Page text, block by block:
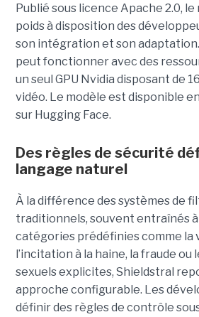
Publié sous licence Apache 2.0,
poids à disposition des
son intégration et son
peut fonctionner avec des
un seul GPU Nvidia disposant de
vidéo. Le modèle est disponible
sur Hugging Face.
Des règles de sécurité
langage naturel
À la différence des systèmes de
traditionnels, souvent entraînés
catégories prédéfinies comme la
l’incitation à la haine, la fraude ou
sexuels explicites, Shieldstral
approche configurable. Les
définir des règles de contrôle